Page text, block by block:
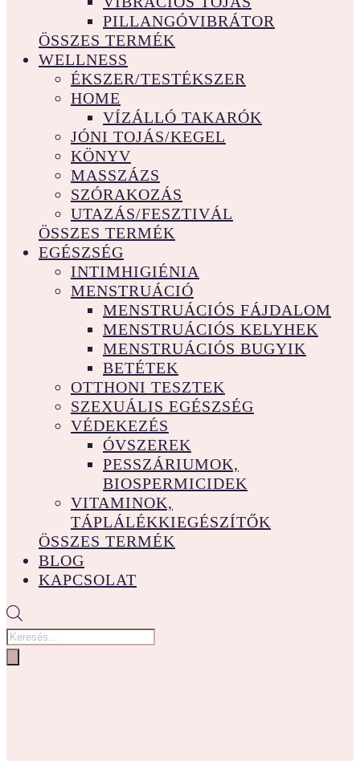
PILLANGÓVIBRÁTOR
ÖSSZES TERMÉK
WELLNESS
ÉKSZER/TESTÉKSZER
HOME
VÍZÁLLÓ TAKARÓK
JÓNI TOJÁS/KEGEL
KÖNYV
MASSZÁZS
SZÓRAKOZÁS
UTAZÁS/FESZTIVÁL
ÖSSZES TERMÉK
EGÉSZSÉG
INTIMHIGIÉNIA
MENSTRUÁCIÓ
MENSTRUÁCIÓS FÁJDALOM
MENSTRUÁCIÓS KELYHEK
MENSTRUÁCIÓS BUGYIK
BETÉTEK
OTTHONI TESZTEK
SZEXUÁLIS EGÉSZSÉG
VÉDEKEZÉS
ÓVSZEREK
PESSZÁRIUMOK,
BIOSPERMICIDEK
VITAMINOK,
TÁPLÁLÉKKIEGÉSZÍTŐK
ÖSSZES TERMÉK
BLOG
KAPCSOLAT
Products
search